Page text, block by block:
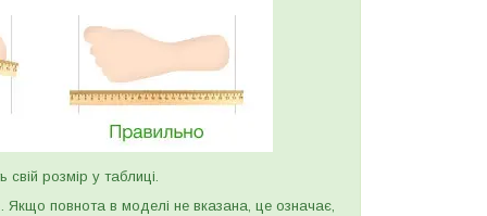
свій розмір у таблиці.
Якщо повнота в моделі не вказана, це означає,